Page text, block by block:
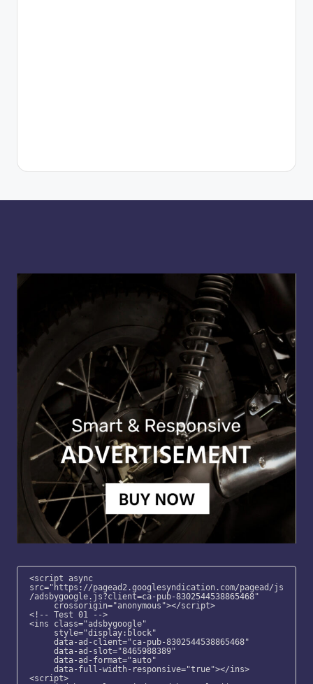
<script async
src="https://pagead2.googlesyndication.com/pagead/js
/adsbygoogle.js?client=ca-pub-8302544538865468"
<!-- Test 01 -->
<ins class="adsbygoogle"
<script>